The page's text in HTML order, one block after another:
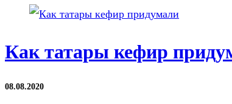
Как татары кефир
08.08.2020